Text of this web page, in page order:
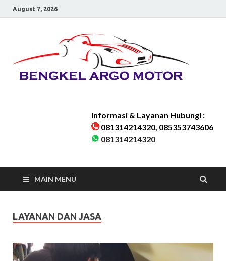
August 7, 2026
&
Informasi & Layanan Hubungi :
081314214320, 085353743606
081314214320
MAIN MENU
LAYANAN DAN JASA